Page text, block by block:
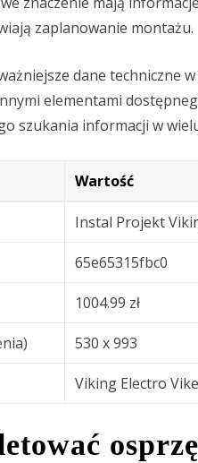
zaplanowanie montażu.
dane techniczne
elementami
szukania informacji w
Wartość
Instal Projekt
65e65315fbc0
1004.99 zł
530 x 993
Viking Electro